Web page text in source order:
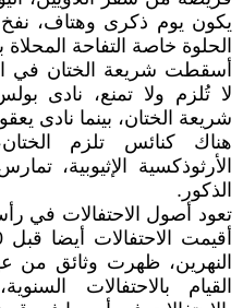
يكون يوم ذكرى وهتاف، نفخ
الحلوة خاصة التفاحة
أسقطت شريعة الختان في
لا تُلزم ولا تمنع، نادى
شريعة الختان، بينما نادى
هناك كنائس تلزم
الأرثوذكسية الإثيوبية،
الذكور.
تعود أصول الاحتفالات في
النهرين، ظهرت وثائق من
القيام بالاحتفالات